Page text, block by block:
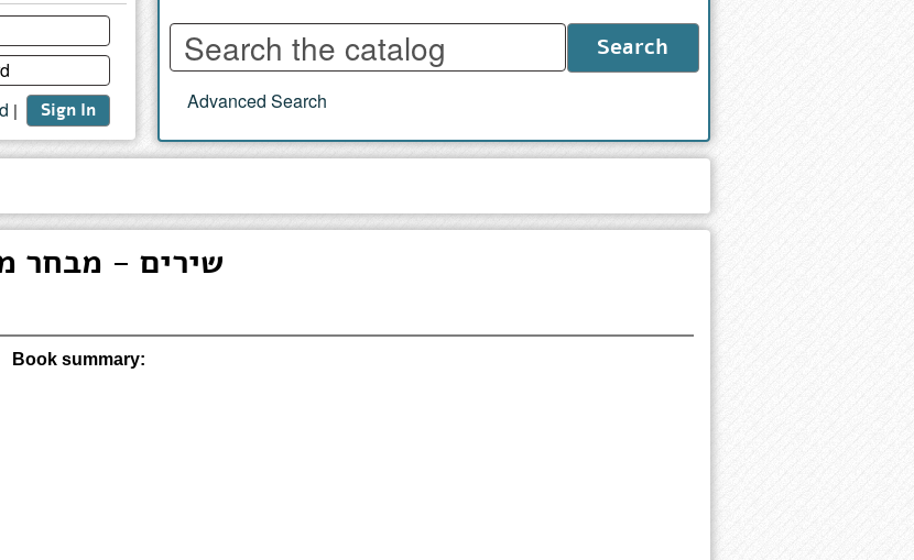
Sign In
|
Enter
words
to
search
catalog
Search
Advanced Search
108 שירים -
Book summary: